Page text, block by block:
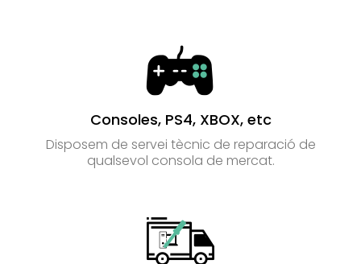
Consoles, PS4, XBOX, etc
Disposem de servei tècnic de reparació de
qualsevol consola de mercat.